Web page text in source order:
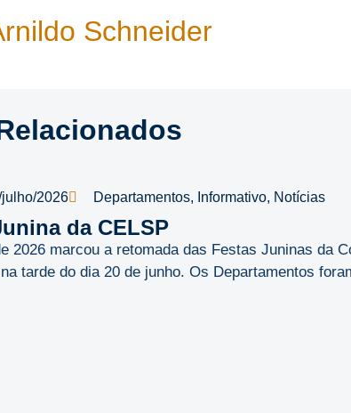
Schneider
2026 Departamentos, Informativo, Notícias
da CELSP
2026 marcou a retomada das Festas Juninas da
tarde do dia 20 de junho. Os Departamentos